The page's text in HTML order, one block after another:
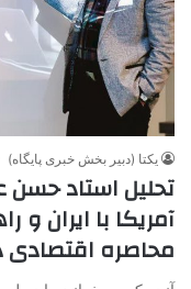
یکتا (دبیر بخش خبری پایگاه)
تحلیل استاد حسن
آمریکا با ایران و
محاصره